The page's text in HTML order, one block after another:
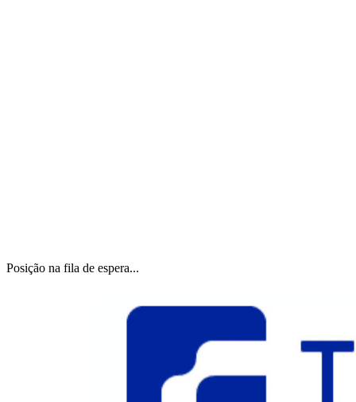
Posição na fila de espera...